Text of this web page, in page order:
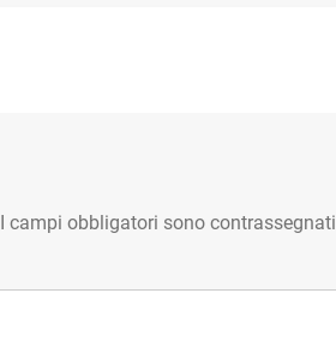
I campi obbligatori sono contrassegnati